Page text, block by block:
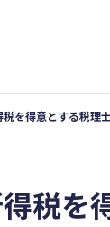
税を得意とする税理
税を